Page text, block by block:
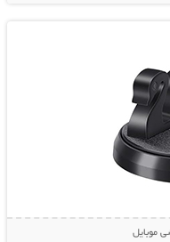
موبایل